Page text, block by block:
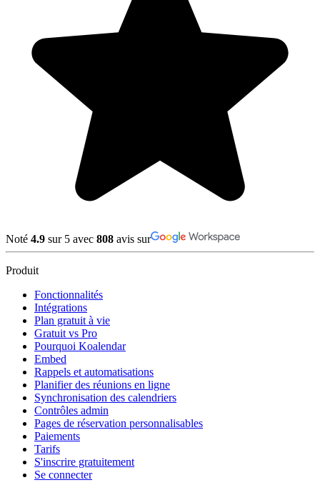
Noté 4.9 sur 5 avec 808 avis sur
Produit
Fonctionnalités
Intégrations
Plan gratuit à vie
Gratuit vs Pro
Pourquoi Koalendar
Embed
Rappels et automatisations
Planifier des réunions en ligne
Synchronisation des calendriers
Contrôles admin
Pages de réservation personnalisables
Paiements
Tarifs
S'inscrire gratuitement
Se connecter